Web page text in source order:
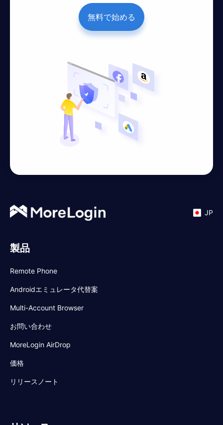
無料で始める
JP
製品
Remote Phone
Androidエミュレータ代替案
Multi-Account Browser
お問い合わせ
MoreLogin AirDrop
価格
リリースノート